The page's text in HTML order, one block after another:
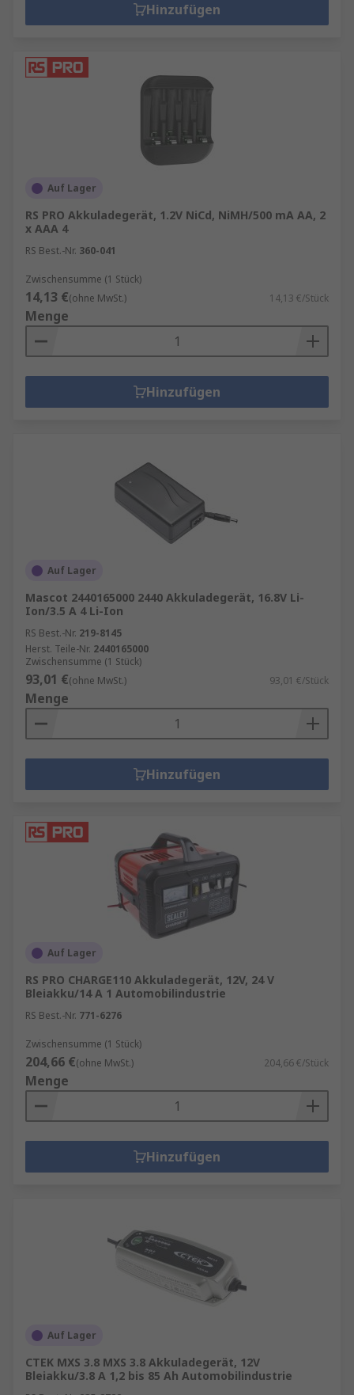
Hinzufügen
Auf Lager
RS PRO Akkuladegerät, 1.2V NiCd, NiMH/500 mA AA, 2
x AAA 4
RS Best.-Nr. 360-041
Zwischensumme (1 Stück)
14,13 €(ohne MwSt.) 14,13 €/Stück
Menge
Hinzufügen
Auf Lager
Mascot 2440165000 2440 Akkuladegerät, 16.8V Li-
Ion/3.5 A 4 Li-Ion
RS Best.-Nr. 219-8145
Herst. Teile-Nr. 2440165000
Zwischensumme (1 Stück)
93,01 €(ohne MwSt.) 93,01 €/Stück
Menge
Hinzufügen
Auf Lager
RS PRO CHARGE110 Akkuladegerät, 12V, 24 V
Bleiakku/14 A 1 Automobilindustrie
RS Best.-Nr. 771-6276
Zwischensumme (1 Stück)
204,66 €(ohne MwSt.) 204,66 €/Stück
Menge
Hinzufügen
Auf Lager
CTEK MXS 3.8 MXS 3.8 Akkuladegerät, 12V
Bleiakku/3.8 A 1,2 bis 85 Ah Automobilindustrie